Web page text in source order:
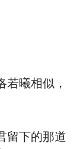
曦相似，
下的那道